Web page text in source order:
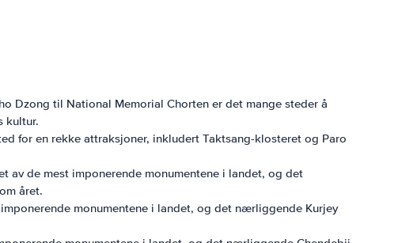
Dzong til National Memorial Chorten er det mange steder å
kultur.
for en rekke attraksjoner, inkludert Taktsang-klosteret og Paro
av de mest imponerende monumentene i landet, og det
året.
monumentene i landet, og det nærliggende Kurjey